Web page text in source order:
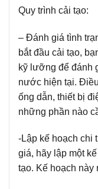
Quy trình cải tạo:
– Đánh giá tình
bắt đầu cải tạo,
kỹ lưỡng để đánh
nước hiện tại.
ống dẫn, thiết bị
những phần nào
-Lập kế hoạch chi
giá, hãy lập một
tạo. Kế hoạch này